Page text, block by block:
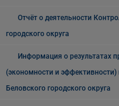
Отчёт о деятельности
городского округа
Информация о результатах
(экономности и
Беловского городского округа